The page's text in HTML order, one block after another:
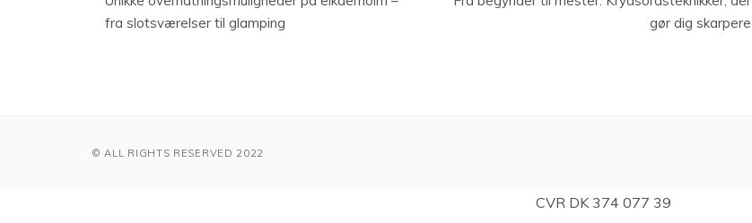
fra slotsværelser til glamping
gør dig skarpere
© ALL RIGHTS RESERVED 2022
CVR DK 374 077 39